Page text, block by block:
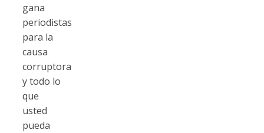
gana
periodistas
para la
causa
corruptora
y todo lo
que
usted
pueda